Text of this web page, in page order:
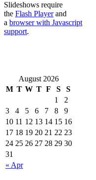
Slideshows require
the Flash Playerand
a browser with Javascript
support.
August 2026
M T W T F S S
« Apr
1
2
3
4 5 6 7 8
9
10 11 12 13 14 15 16
17 18 19 20 21 22 23
24 25 26 27 28 29 30
31